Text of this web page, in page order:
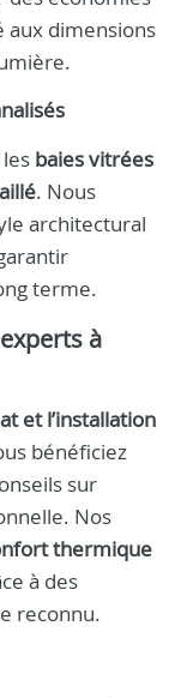
aux dimensions
baies vitrées
. Nous
architectural
terme.
à
et l’installation
bénéficiez
sur
Nos
thermique
à des
reconnu.